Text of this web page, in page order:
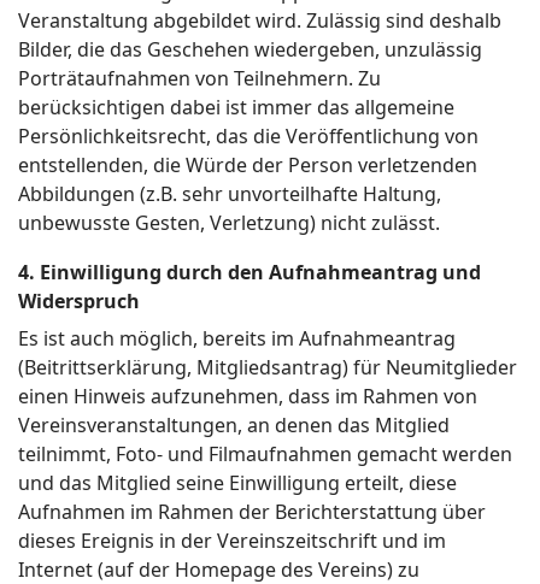
Veranstaltung abgebildet wird. Zulässig sind deshalb
Bilder, die das Geschehen wiedergeben, unzulässig
Porträtaufnahmen von Teilnehmern. Zu
berücksichtigen dabei ist immer das allgemeine
Persönlichkeitsrecht, das die Veröffentlichung von
entstellenden, die Würde der Person verletzenden
Abbildungen (z.B. sehr unvorteilhafte Haltung,
unbewusste Gesten, Verletzung) nicht zulässt.
4. Einwilligung durch den Aufnahmeantrag und
Widerspruch
Es ist auch möglich, bereits im Aufnahmeantrag
(Beitrittserklärung, Mitgliedsantrag) für Neumitglieder
einen Hinweis aufzunehmen, dass im Rahmen von
Vereinsveranstaltungen, an denen das Mitglied
teilnimmt, Foto- und Filmaufnahmen gemacht werden
und das Mitglied seine Einwilligung erteilt, diese
Aufnahmen im Rahmen der Berichterstattung über
dieses Ereignis in der Vereinszeitschrift und im
Internet (auf der Homepage des Vereins) zu